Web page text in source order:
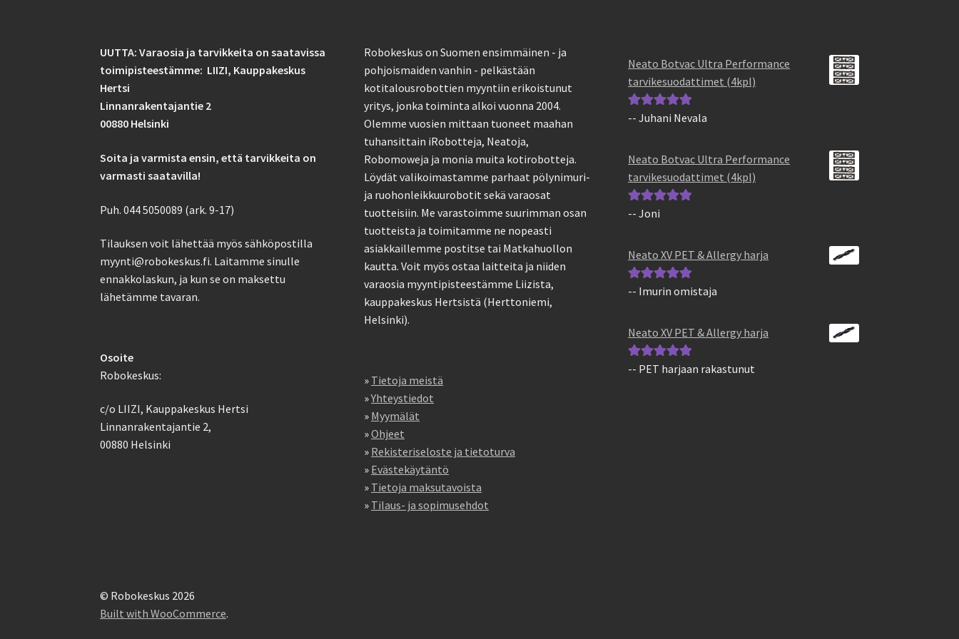
UUTTA: Varaosia ja tarvikkeita on saatavissa
toimipisteestämme: LIIZI, Kauppakeskus
Hertsi
Linnanrakentajantie 2
00880 Helsinki
Soita ja varmista ensin, että tarvikkeita on
varmasti saatavilla!
Puh. 044 5050089 (ark. 9-17)
Tilauksen voit lähettää myös sähköpostilla
myynti@robokeskus.fi. Laitamme sinulle
ennakkolaskun, ja kun se on maksettu
lähetämme tavaran.
Osoite
Robokeskus:
c/o LIIZI, Kauppakeskus Hertsi
Linnanrakentajantie 2,
00880 Helsinki
Robokeskus on Suomen ensimmäinen - ja
pohjoismaiden vanhin - pelkästään
kotitalousrobottien myyntiin erikoistunut
yritys, jonka toiminta alkoi vuonna 2004.
Olemme vuosien mittaan tuoneet maahan
tuhansittain iRobotteja, Neatoja,
Robomoweja ja monia muita kotirobotteja.
Löydät valikoimastamme parhaat pölynimuri-
ja ruohonleikkuurobotit sekä varaosat
tuotteisiin. Me varastoimme suurimman osan
tuotteista ja toimitamme ne nopeasti
asiakkaillemme postitse tai Matkahuollon
kautta. Voit myös ostaa laitteita ja niiden
varaosia myyntipisteestämme Liizista,
kauppakeskus Hertsistä (Herttoniemi,
Helsinki).
» Tietoja meistä
»Yhteystiedot
» Myymälät
»Ohjeet
» Rekisteriseloste ja tietoturva
» Evästekäytäntö
» Tietoja maksutavoista
» Tilaus- ja sopimusehdot
Neato Botvac Ultra Performance
tarvikesuodattimet (4kpl)
Arvostelu
-- Juhani Nevala
Neato Botvac Ultra Performance
tarvikesuodattimet (4kpl)
Arvostelu
-- Joni
Neato XV PET & Allergy harja
Arvostelu
-- Imurin omistaja
Neato XV PET & Allergy harja
Arvostelu
-- PET harjaan rakastunut
© Robokeskus 2026
Built with WooCommerce.